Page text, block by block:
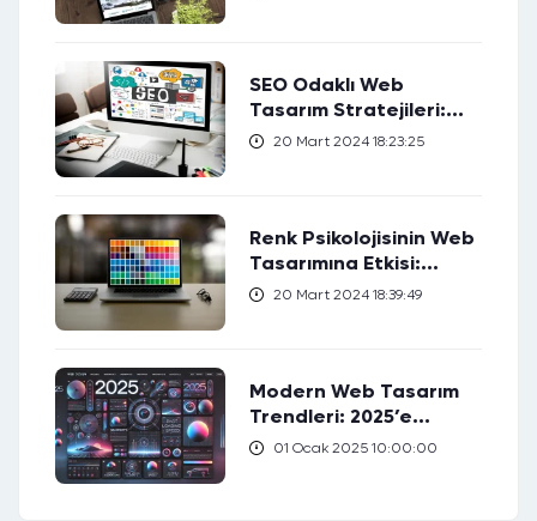
SEO Odaklı Web
Tasarım Stratejileri:
Web Sıralamanızı Nasıl
20 Mart 2024 18:23:25
Renk Psikolojisinin Web
Tasarımına Etkisi:
Hedef Kitlenizi Nasıl
20 Mart 2024 18:39:49
Modern Web Tasarım
Trendleri: 2025’e
Hazırlık
01 Ocak 2025 10:00:00